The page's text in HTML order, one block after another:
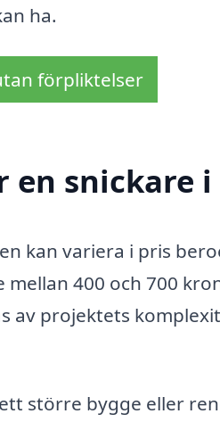
ha.
förpliktelser
snickare
kan variera i pris
400 och 700
av projektets
större bygge eller